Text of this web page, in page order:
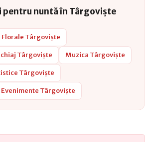
pentru nuntă în Târgoviște
Târgoviște
Târgoviște Muzica Târgoviște
Târgoviște
Târgoviște